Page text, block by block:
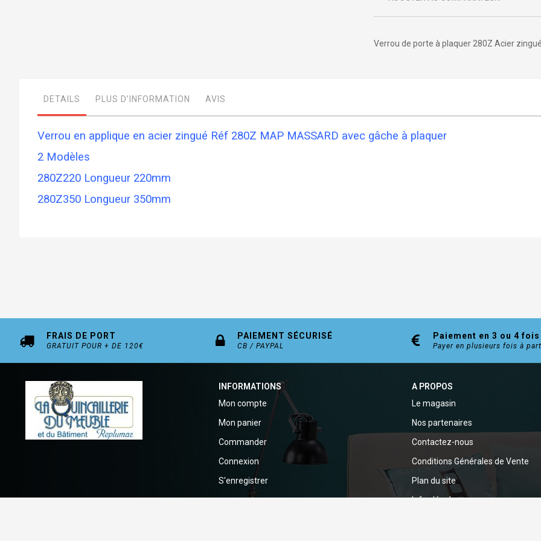
images
Verrou de porte à plaquer 280Z Acier
DETAILS
Verrou en applique en acier zingué Réf 280Z MAP MASSARD avec gâche à plaquer
2 Modèles
280Z220 Longueur 220mm
280Z350 Longueur 350mm
PLUS D’INFORMATION AVIS
FRAIS DE PORT
GRATUIT POUR + DE 120€
PAIEMENT SÉCURISÉ
CB / PAYPAL
Paiement en 3 ou 4 fois
Payer en plusieurs fois à
INFORMATIONS
Mon compte
Mon panier
Commander
Connexion
S'enregistrer
A PROPOS
Le magasin
Nos partenaires
Contactez-nous
Conditions Générales de Vente
Plan du site
Infos légales